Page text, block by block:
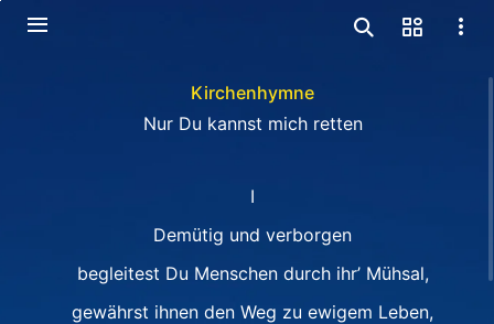
Kirchenhymne
Nur Du kannst mich retten
Ⅰ
Demütig und verborgen
begleitest Du Menschen durch ihr’ Mühsal,
gewährst ihnen den Weg zu ewigem Leben,